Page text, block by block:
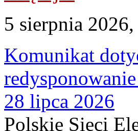
5 sierpnia
Komunikat
28 lipca 2026
Polskie Sieci